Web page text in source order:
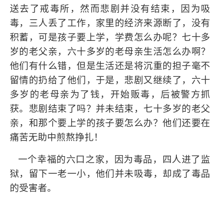
送去了戒毒所，然而悲剧并没有结束，因为吸
毒，三人丢了工作，家里的经济来源断了，没有
积蓄，可是孩子要上学，学费怎么办呢？七十多
岁的老父亲，六十多岁的老母亲生活怎么办啊？
他们有什么错，但是生活还是将沉重的担子毫不
留情的扔给了他们，于是，悲剧又继续了，六十
多岁的老母亲为了钱，开始贩毒，后被警方抓
获。悲剧结束了吗？并未结束，七十多岁的老父
亲，和那个要上学的孩子要怎么办？他们还要在
痛苦无助中煎熬挣扎！
一个幸福的六口之家，因为毒品，四人进了监
狱，留下一老一小，他们并未吸毒，却成了毒品
的受害者。